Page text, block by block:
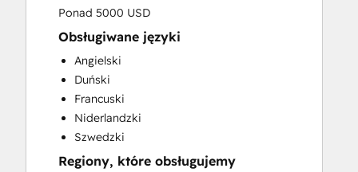
Full Inbound Marketing Services
Help Desk Implementation
HubSpot Onboarding
Knowledge Base Development
Paid Advertising
Programmable Automation
Sales and Marketing Alignment
Sales Coaching and Training
Sales Enablement
Ponad 5000 USD
Obsługiwane języki
Angielski
Duński
Francuski
Niderlandzki
Szwedzki
Regiony, które obsługujemy